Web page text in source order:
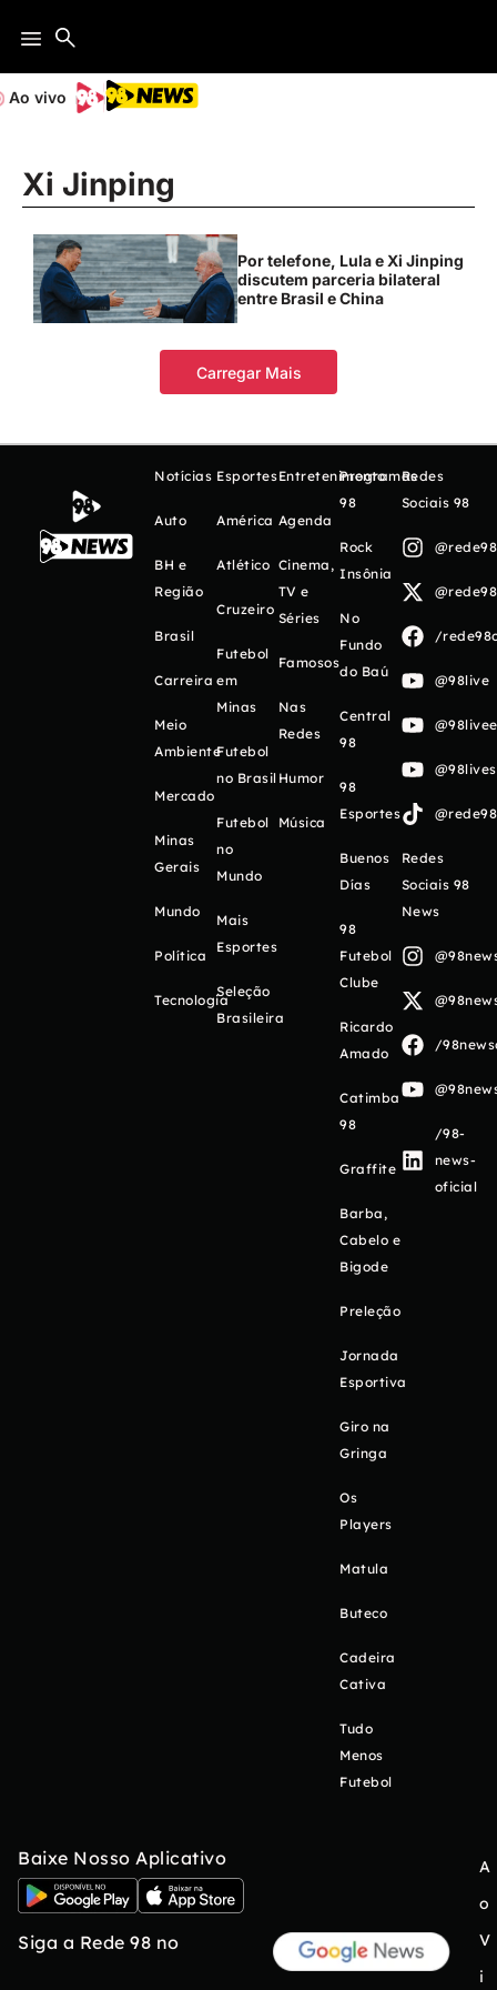
Ao vivo
Xi Jinping
Por telefone, Lula e Xi Jinping
discutem parceria bilateral
entre Brasil e China
Carregar Mais
Notícias
Auto
BH e
Região
Brasil
Carreira
Meio
Ambiente
Mercado
Minas
Gerais
Mundo
Política
Tecnologia
Esportes
América
Atlético
Cruzeiro
Futebol
em
Minas
Futebol
no Brasil
Futebol
no
Mundo
Mais
Esportes
Seleção
Brasileira
Entretenimento
Agenda
Cinema,
TV e
Séries
Famosos
Nas
Redes
Humor
Música
Programas
98
Rock
Insônia
No
Fundo
do Baú
Central
98
98
Esportes
Buenos
Días
98
Futebol
Clube
Ricardo
Amado
Catimba
98
Graffite
Barba,
Cabelo e
Bigode
Preleção
Jornada
Esportiva
Giro na
Gringa
Os
Players
Matula
Buteco
Cadeira
Cativa
Tudo
Menos
Futebol
Redes
Sociais 98
/
@98live
Redes
Sociais 98
News
/
/98-
news-
oficial
Baixe Nosso Aplicativo
Siga a Rede 98 no
A
o
V
i